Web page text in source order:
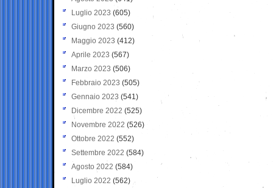
Luglio 2023 (605)
Giugno 2023 (560)
Maggio 2023 (412)
Aprile 2023 (567)
Marzo 2023 (506)
Febbraio 2023 (505)
Gennaio 2023 (541)
Dicembre 2022 (525)
Novembre 2022 (526)
Ottobre 2022 (552)
Settembre 2022 (584)
Agosto 2022 (584)
Luglio 2022 (562)